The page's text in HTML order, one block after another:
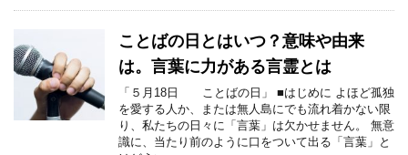
ことばの日とはいつ？意味や由来
は。言葉に力がある言霊とは
「５月18日 ことばの日」 ■はじめに よほど孤独
を愛する人か、または無人島にでも流れ着かない限
り、私たちの日々に「言葉」は欠かせません。 無意
識に、当たり前のように口をついて出る「言葉」と